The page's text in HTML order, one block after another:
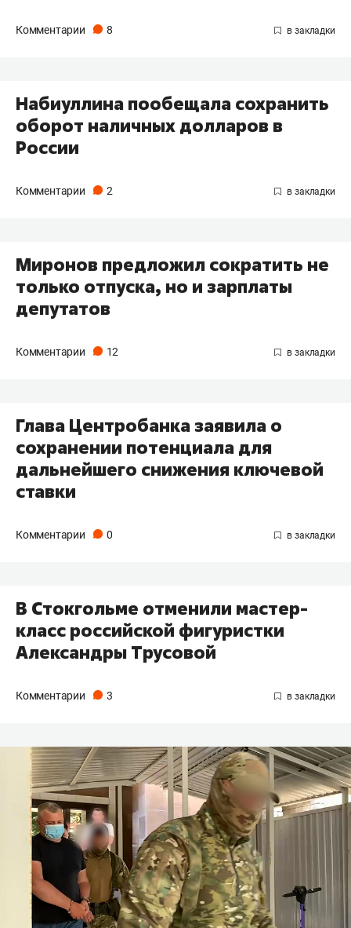
Комментарии 8
Набиуллина пообещала сохранить
оборот наличных долларов в
России
Комментарии 2
Миронов предложил сократить не
только отпуска, но и зарплаты
депутатов
Комментарии 12
Глава Центробанка заявила о
сохранении потенциала для
дальнейшего снижения ключевой
ставки
Комментарии 0
​В Стокгольме отменили мастер-
класс российской фигуристки
Александры Трусовой
Комментарии 3